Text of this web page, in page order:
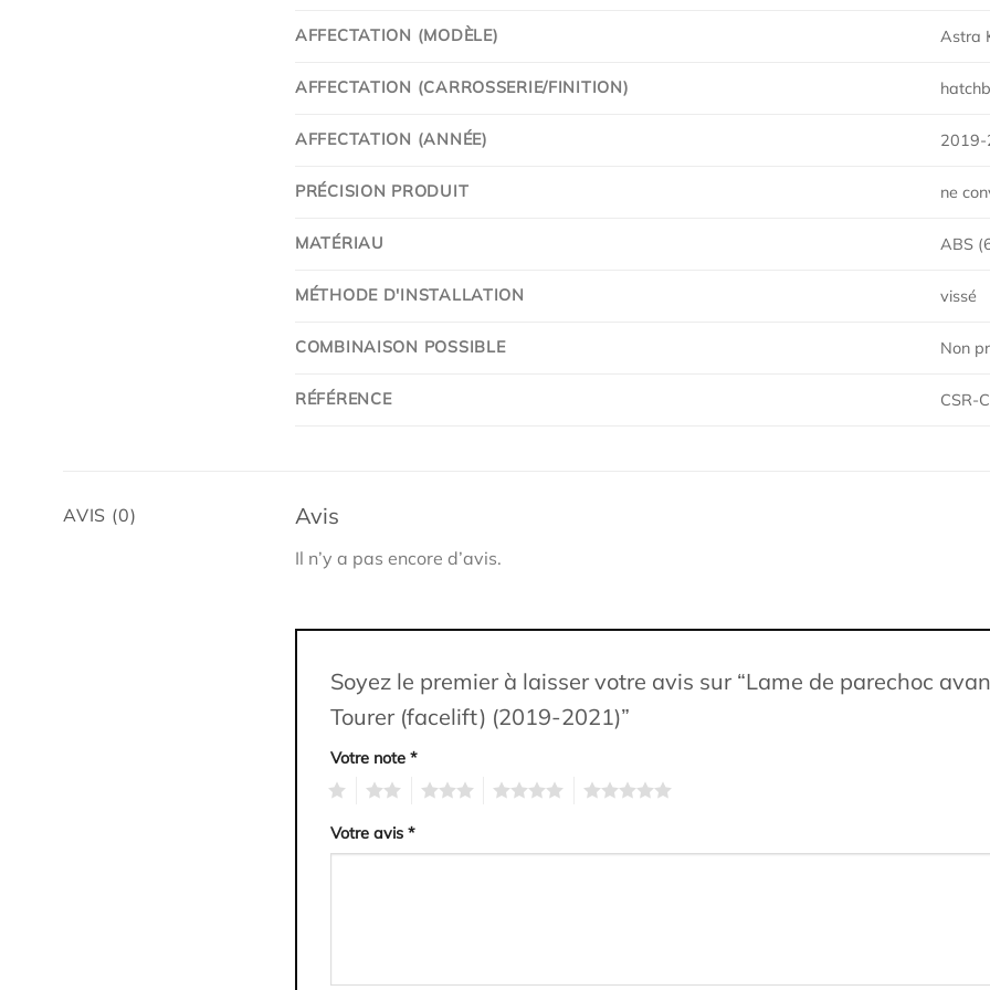
AFFECTATION (MODÈLE) Astra
AFFECTATION (CARROSSERIE/FINITION)
AFFECTATION (ANNÉE)
PRÉCISION PRODUIT ne
MATÉRIAU ABS
MÉTHODE D'INSTALLATION vissé
COMBINAISON POSSIBLE Non
RÉFÉRENCE CSR-
AVIS (0) Avis
Il n’y a pas encore d’avis.
Soyez le premier à laisser votre avis sur “Lame de parechoc
Tourer (facelift) (2019-2021)”
Votre note *
Votre avis *